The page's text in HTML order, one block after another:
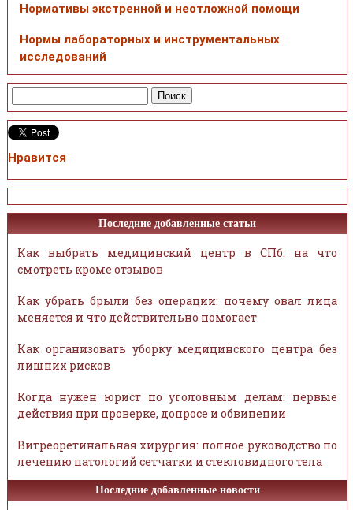
Нормативы экстренной и неотложной помощи
Нормы лабораторных и инструментальных
исследований
Нравится
Последние добавленные статьи
Как выбрать медицинский центр в СПб: на что
смотреть кроме отзывов
Как убрать брыли без операции: почему овал лица
меняется и что действительно помогает
Как организовать уборку медицинского центра без
лишних рисков
Когда нужен юрист по уголовным делам: первые
действия при проверке, допросе и обвинении
Витреоретинальная хирургия: полное руководство по
лечению патологий сетчатки и стекловидного тела
Последние добавленные новости